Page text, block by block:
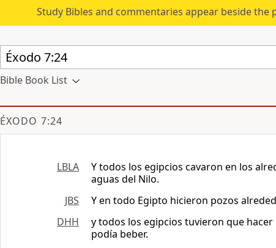
Study Bibles and commentaries appear beside the
Bible Book List
ÉXODO 7:24
LBLA Y todos los egipcios cavaron en los
aguas del Nilo.
JBS
Y en todo Egipto hicieron pozos
DHH
y todos los egipcios tuvieron que
podía beber.